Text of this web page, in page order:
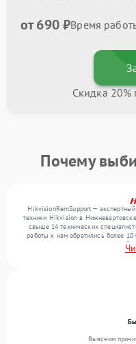
от 690 ₽Время
Скидка 20%
Почему
HikvisionRemSupport —
техники Hikvision в
свыше 14 технических
работы к нам обратились более
ремонтов. Ежемесячно в сервисный
Мы работаем с широким
Выясним